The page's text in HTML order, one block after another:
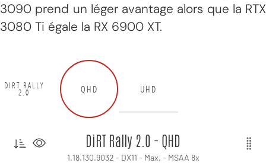
3090 prend un léger avantage alors que la RTX
3080 Ti égale la RX 6900 XT.